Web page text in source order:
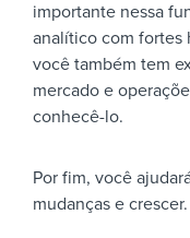
importante nessa
analítico com fortes
você também tem
mercado e
conhecê-lo.
Por fim, você
mudanças e crescer.